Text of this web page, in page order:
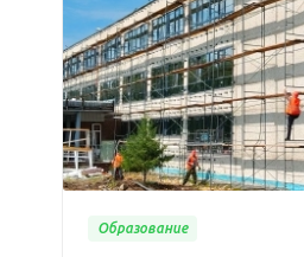
Образование